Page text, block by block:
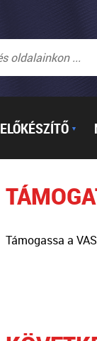
ELŐKÉSZÍTŐ ▼
Támogassa a